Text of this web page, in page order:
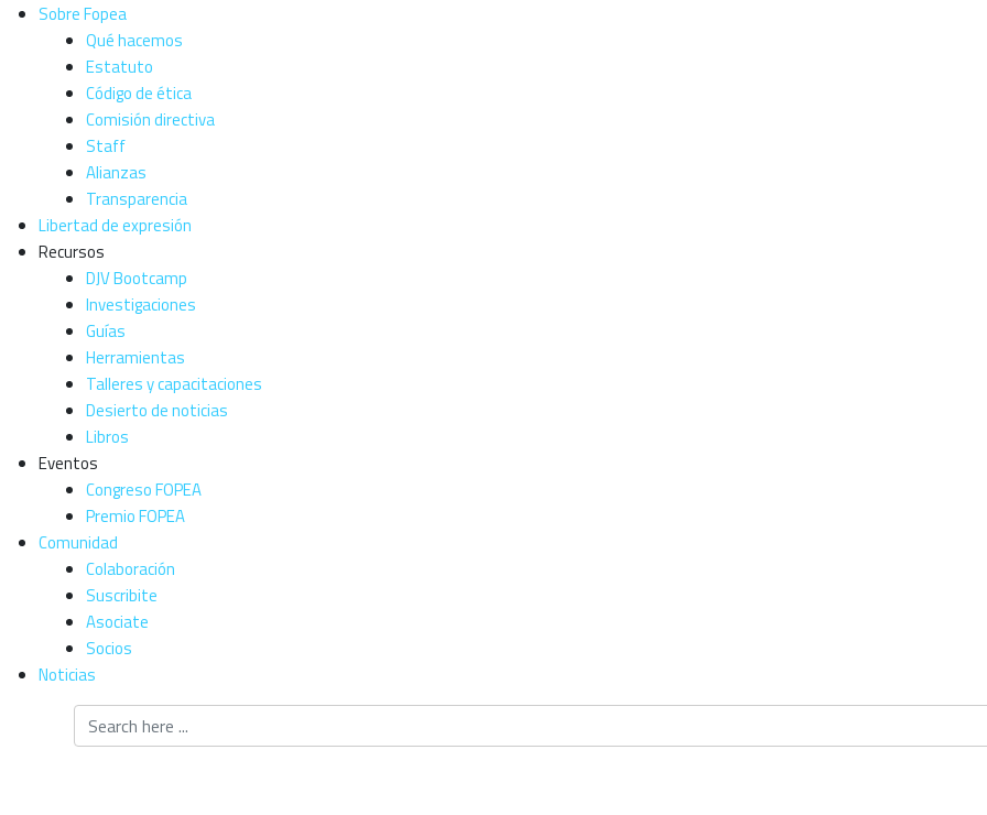
Sobre Fopea
Qué hacemos
Estatuto
Código de ética
Comisión directiva
Staff
Alianzas
Transparencia
Libertad de expresión
Recursos
DJV Bootcamp
Investigaciones
Guías
Herramientas
Talleres y capacitaciones
Desierto de noticias
Libros
Eventos
Congreso FOPEA
Premio FOPEA
Comunidad
Colaboración
Suscribite
Asociate
Socios
Noticias
Fuerzas policiales agreden a un